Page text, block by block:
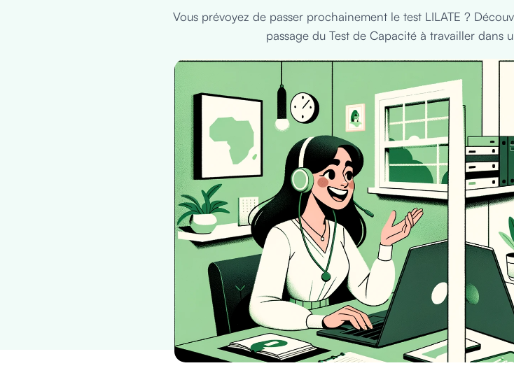
Vous prévoyez de passer prochainement le test LILATE ?
passage du Test de Capacité à travailler dans